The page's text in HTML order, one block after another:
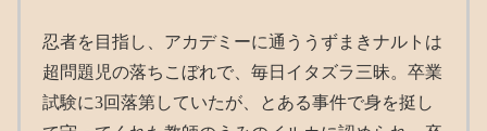
忍者を目指し、アカデミーに通ううずまきナルトは
超問題児の落ちこぼれで、毎日イタズラ三昧。卒業
試験に3回落第していたが、とある事件で身を挺し